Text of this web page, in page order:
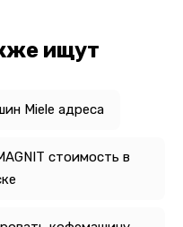
ищут
Miele адреса
стоимость в